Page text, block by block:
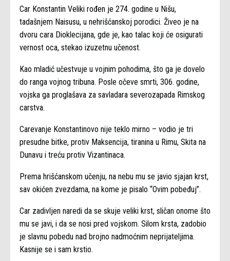
Car Konstantin Veliki rođen je 274. godine u Nišu,
tadašnjem Naisusu, u nehrišćanskoj porodici. Živeo je na
dvoru cara Dioklecijana, gde je, kao talac koji će osigurati
vernost oca, stekao izuzetnu učenost.
Kao mladić učestvuje u vojnim pohodima, što ga je dovelo
do ranga vojnog tribuna. Posle očeve smrti, 306. godine,
vojska ga proglašava za savladara severozapada Rimskog
carstva.
Carevanje Konstantinovo nije teklo mirno – vodio je tri
presudne bitke, protiv Maksencija, tiranina u Rimu, Skita na
Dunavu i treću protiv Vizantinaca.
Prema hrišćanskom učenju, na nebu mu se javio sjajan krst,
sav okićen zvezdama, na kome je pisalo “Ovim pobeđuj”.
Car zadivljen naredi da se skuje veliki krst, sličan onome što
mu se javi, i da se nosi pred vojskom. Silom krsta, zadobio
je slavnu pobedu nad brojno nadmoćnim neprijateljima.
Kasnije se i sam krstio.